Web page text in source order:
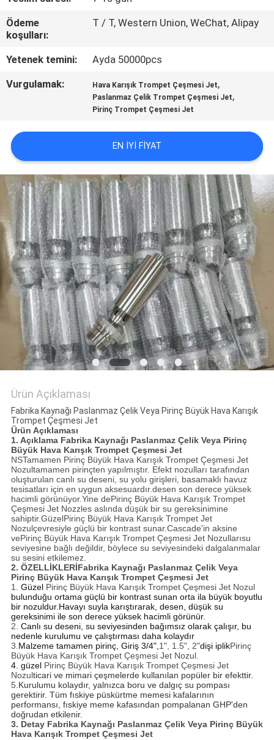
BIR
TEKLIF
ISTEĞI
SITE
HARITASI
PRIVACY
POLICY
Ödeme
koşulları:
T / T, Western Union, WeChat, Alipay
Yetenek temini:
Ayda 50000pcs
Vurgulamak:
Hava Karışık Trompet Çeşmesi Jet,
Paslanmaz Çelik Trompet Çeşmesi Jet,
Pirinç Trompet Çeşmesi Jet
EN IYI FIYAT
Ürün Açıklaması
Fabrika Kaynağı Paslanmaz Çelik Veya Pirinç Büyük Hava Karışık
Trompet Çeşmesi Jet
Ürün Açıklaması
1. Açıklama Fabrika Kaynağı Paslanmaz Çelik Veya Pirinç
Büyük Hava Karışık Trompet Çeşmesi Jet
NSTamamen Pirinç Büyük Hava Karışık Trompet Çeşmesi Jet
Nozultamamen pirinçten yapılmıştır. Efekt nozulları tarafından
oluşturulan canlı su deseni, su yolu girişleri, basamaklı havuz
tesisatları için en uygun aksesuardır.desen son derece yüksek
hacimli görünüyor.Yine dePirinç Büyük Hava Karışık Trompet
Çeşmesi Jet Nozzles aslında düşük bir su gereksinimine
sahiptir.GüzelPirinç Büyük Hava Karışık Trompet Jet
Nozulçevresiyle güçlü bir kontrast sunar.Cascade'in aksine
vePirinç Büyük Hava Karışık Trompet Çeşmesi Jet Nozullarısu
seviyesine bağlı değildir, böylece su seviyesindeki dalgalanmalar
su sesini etkilemez.
2. ÖZELLİKLERİFabrika Kaynağı Paslanmaz Çelik Veya
Pirinç Büyük Hava Karışık Trompet Çeşmesi Jet
1. Güzel Pirinç Büyük Hava Karışık Trompet Çeşmesi Jet Nozul
bulunduğu ortama güçlü bir kontrast sunan orta ila büyük boyutlu
bir nozuldur.Havayı suyla karıştırarak, desen, düşük su
gereksinimi ile son derece yüksek hacimli görünür.
2. Canlı su deseni, su seviyesinden bağımsız olarak çalışır, bu
nedenle kurulumu ve çalıştırması daha kolaydır
3.Malzeme tamamen pirinç, Giriş 3/4",1", 1.5", 2"dişi iplikPirinç
Büyük Hava Karışık Trompet Çeşmesi Jet Nozul.
4. güzel Pirinç Büyük Hava Karışık Trompet Çeşmesi Jet
Nozulticari ve mimari çeşmelerde kullanılan popüler bir efekttir.
5.Kurulumu kolaydır, yalnızca boru ve dalgıç su pompası
gerektirir. Tüm fıskiye püskürtme memesi kafalarının
performansı, fıskiye meme kafasından pompalanan GHP'den
doğrudan etkilenir.
3. Detay Fabrika Kaynağı Paslanmaz Çelik Veya Pirinç Büyük
Hava Karışık Trompet Çeşmesi Jet